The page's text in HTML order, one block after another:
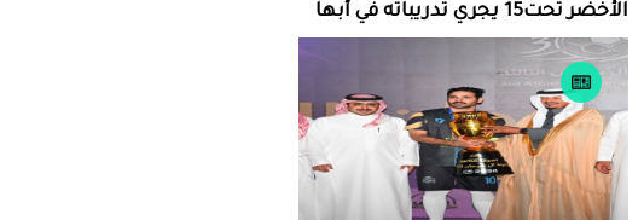
الأخضر تحت15 يجري تدريباته في أبها